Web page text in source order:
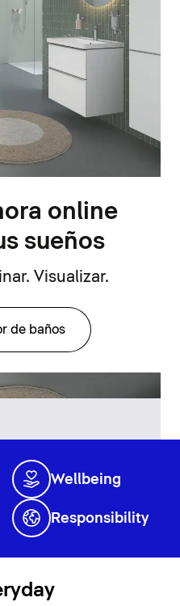
online
sueños
Visualizar.
de baños
Wellbeing
Responsibility